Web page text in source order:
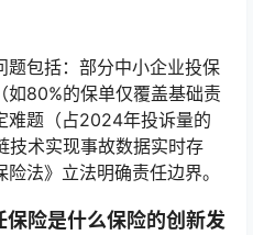
题包括：部分中小企业投保
如80%的保单仅覆盖基础责
难题（占2024年投诉量的
技术实现事故数据实时存
法》立法明确责任边界。
险是什么保险的创新发